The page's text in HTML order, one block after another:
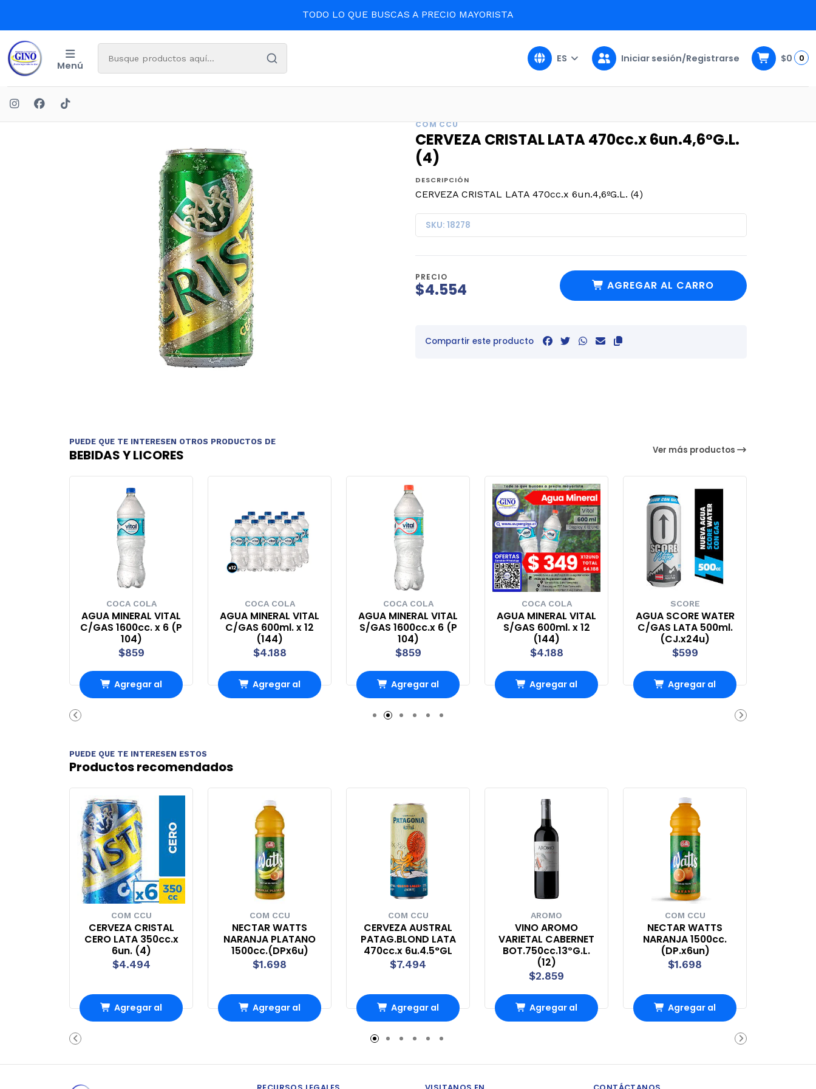
TODO LO QUE BUSCAS A PRECIO MAYORISTA
Menú
ES Iniciar sesión/Registrarse $0 0
COM CCU
CERVEZA CRISTAL LATA 470cc.x 6un.4,6ºG.L.
(4)
DESCRIPCIÓN
CERVEZA CRISTAL LATA 470cc.x 6un.4,6ºG.L. (4)
SKU: 18278
PRECIO
$4.554 AGREGAR AL CARRO
Compartir este producto
PUEDE QUE TE INTERESEN OTROS PRODUCTOS DE
BEBIDAS Y LICORES Ver más productos
COCA COLA
AGUA MINERAL VITAL
C/GAS 1600cc. x 6 (P
104)
$859
Agregar al
COCA COLA
AGUA MINERAL VITAL
C/GAS 600ml. x 12
(144)
$4.188
Agregar al
COCA COLA
AGUA MINERAL VITAL
S/GAS 1600cc.x 6 (P
104)
$859
Agregar al
carrito
COCA COLA
AGUA MINERAL VITAL
S/GAS 600ml. x 12
(144)
$4.188
Agregar al
SCORE
AGUA SCORE WATER
C/GAS LATA 500ml.
(CJ.x24u)
$599
Agregar al
PUEDE QUE TE INTERESEN ESTOS
Productos recomendados
COM CCU
CERVEZA CRISTAL
CERO LATA 350cc.x
6un. (4)
$4.494
Agregar al
COM CCU
NECTAR WATTS
NARANJA PLATANO
1500cc.(DPx6u)
$1.698
Agregar al
COM CCU
CERVEZA AUSTRAL
PATAG.BLOND LATA
470cc.x 6u.4.5°GL
$7.494
Agregar al
carrito
AROMO
VINO AROMO
VARIETAL CABERNET
BOT.750cc.13ºG.L.
(12)
$2.859
Agregar al
COM CCU
NECTAR WATTS
NARANJA 1500cc.
(DP.x6un)
$1.698
Agregar al